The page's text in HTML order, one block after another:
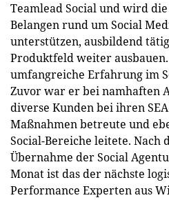
Teamlead Social und wird
Belangen rund um Social
unterstützen, ausbildend
Produktfeld weiter
umfangreiche Erfahrung im
Zuvor war er bei namhaften
diverse Kunden bei ihren
Maßnahmen betreute und
Social-Bereiche leitete. Nach
Übernahme der Social
Monat ist das der nächste
Performance Experten aus